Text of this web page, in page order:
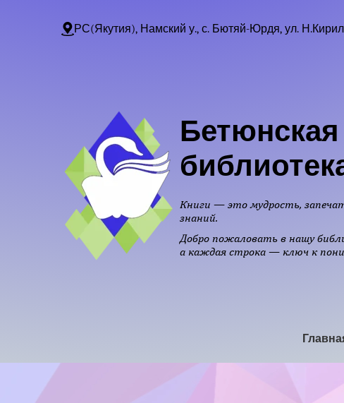
РС(Якутия), Намский у., с. Бютяй-Юрдя, ул.
Бетюнская
Книги — это мудрость,
знаний.
Добро пожаловать в нашу
а каждая строка — ключ к